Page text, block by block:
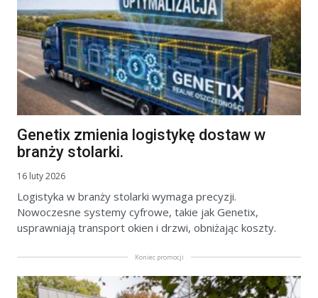
Genetix zmienia logistykę dostaw w
branży stolarki.
16 luty 2026
Logistyka w branży stolarki wymaga precyzji.
Nowoczesne systemy cyfrowe, takie jak Genetix,
usprawniają transport okien i drzwi, obniżając koszty.
Koniec promocji